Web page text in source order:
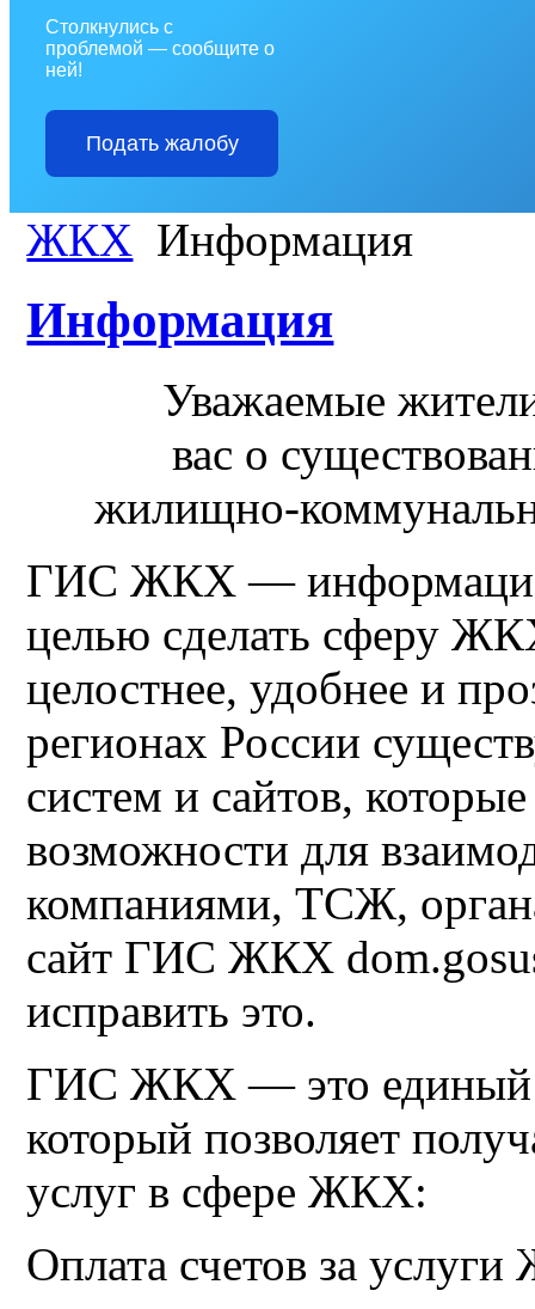
Столкнулись с
проблемой — сообщите о
ней!
Подать жалобу
ЖКХ Информация
Информация
Уважаемые
вас о
жилищно-
ГИС ЖКХ —
целью сделать сферу
целостнее, удобнее и
регионах России
систем и сайтов,
возможности для
компаниями, ТСЖ,
сайт ГИС ЖКХ
исправить это.
ГИС ЖКХ — это единый
который позволяет
услуг в сфере ЖКХ:
Оплата счетов за